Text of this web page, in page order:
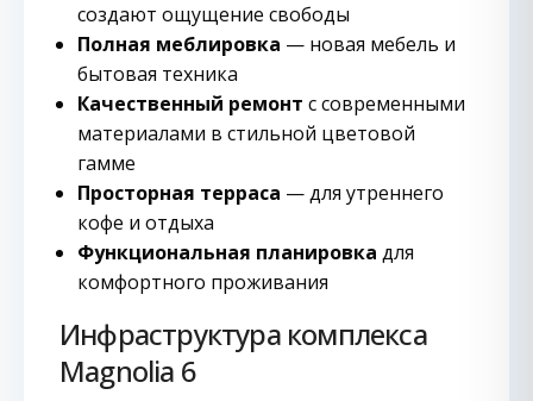
создают ощущение свободы
Полная меблировка — новая мебель и
бытовая техника
Качественный ремонт с современными
материалами в стильной цветовой
гамме
Просторная терраса — для утреннего
кофе и отдыха
Функциональная планировка для
комфортного проживания
Инфраструктура комплекса
Magnolia 6